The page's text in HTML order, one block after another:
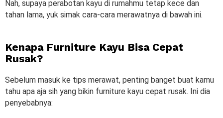
Nah, supaya perabotan kayu di rumahmu tetap kece dan
tahan lama, yuk simak cara-cara merawatnya di bawah ini.
Kenapa Furniture Kayu Bisa Cepat
Rusak?
Sebelum masuk ke tips merawat, penting banget buat kamu
tahu apa aja sih yang bikin furniture kayu cepat rusak. Ini dia
penyebabnya: